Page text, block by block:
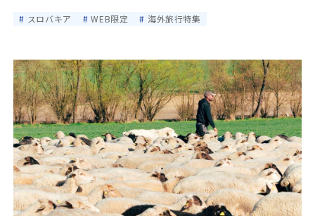
スロバキア WEB限定 海外旅行特集